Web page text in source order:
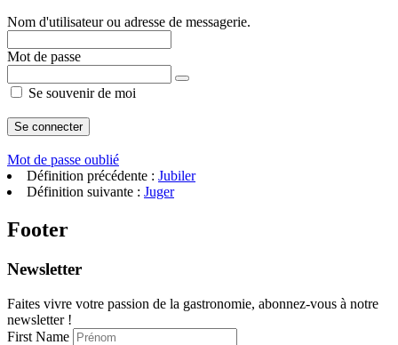
Nom d'utilisateur ou adresse de messagerie.
Mot de passe
Se souvenir de moi
Mot de passe oublié
Définition précédente : Jubiler
Définition suivante : Juger
Footer
Newsletter
Faites vivre votre passion de la gastronomie, abonnez-vous à notre
newsletter !
First Name